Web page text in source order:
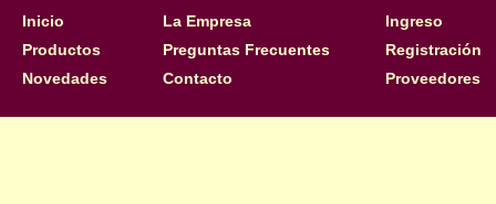
Inicio
Productos
Novedades
La Empresa
Preguntas Frecuentes
Contacto
Ingreso
Registración
Proveedores